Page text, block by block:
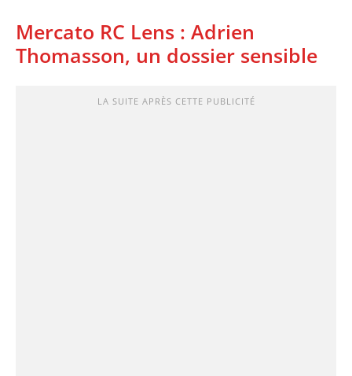
Mercato RC Lens : Adrien
Thomasson, un dossier sensible
LA SUITE APRÈS CETTE PUBLICITÉ